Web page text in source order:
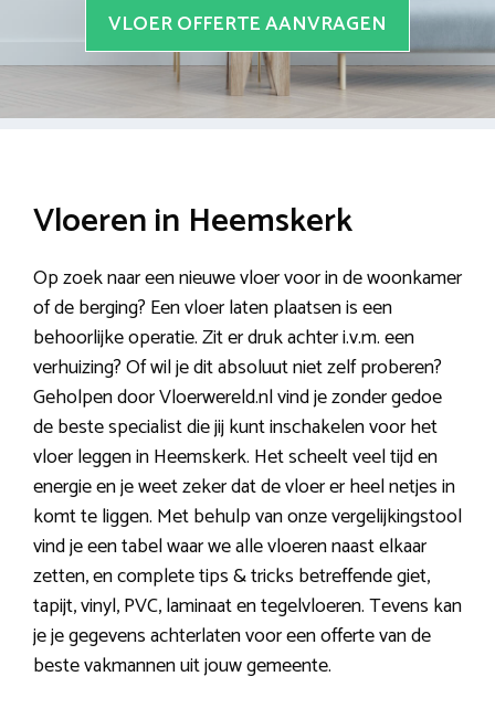
VLOER OFFERTE AANVRAGEN
Vloeren in Heemskerk
Op zoek naar een nieuwe vloer voor in de woonkamer
of de berging? Een vloer laten plaatsen is een
behoorlijke operatie. Zit er druk achter i.v.m. een
verhuizing? Of wil je dit absoluut niet zelf proberen?
Geholpen door Vloerwereld.nl vind je zonder gedoe
de beste specialist die jij kunt inschakelen voor het
vloer leggen in Heemskerk. Het scheelt veel tijd en
energie en je weet zeker dat de vloer er heel netjes in
komt te liggen. Met behulp van onze vergelijkingstool
vind je een tabel waar we alle vloeren naast elkaar
zetten, en complete tips & tricks betreffende giet,
tapijt, vinyl, PVC, laminaat en tegelvloeren. Tevens kan
je je gegevens achterlaten voor een offerte van de
beste vakmannen uit jouw gemeente.